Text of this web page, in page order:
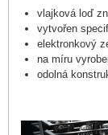
vlajková loď
vytvořen
elektronkový
na míru
odolná